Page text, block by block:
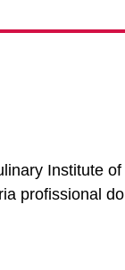
Institute of
profissional do